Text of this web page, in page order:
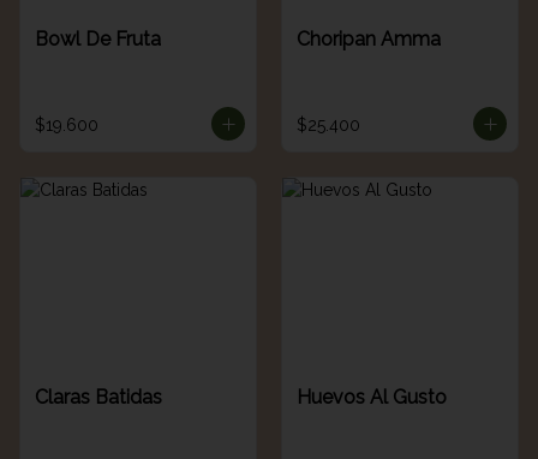
Bowl De Fruta
$19.600
Choripan Amma
$25.400
Claras Batidas Huevos Al Gusto